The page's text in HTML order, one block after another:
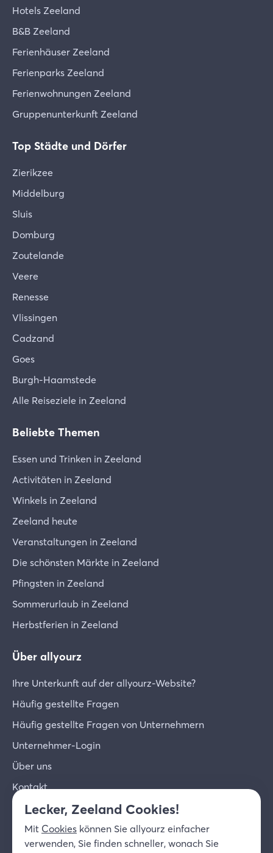
Hotels Zeeland
B&B Zeeland
Ferienhäuser Zeeland
Ferienparks Zeeland
Ferienwohnungen Zeeland
Gruppenunterkunft Zeeland
Top Städte und Dörfer
Zierikzee
Middelburg
Sluis
Domburg
Zoutelande
Veere
Renesse
Vlissingen
Cadzand
Goes
Burgh-Haamstede
Alle Reiseziele in Zeeland
Beliebte Themen
Essen und Trinken in Zeeland
Activitäten in Zeeland
Winkels in Zeeland
Zeeland heute
Veranstaltungen in Zeeland
Die schönsten Märkte in Zeeland
Pfingsten in Zeeland
Sommerurlaub in Zeeland
Herbstferien in Zeeland
Über allyourz
Ihre Unterkunft auf der allyourz-Website?
Häufig gestellte Fragen
Häufig gestellte Fragen von Unternehmern
Unternehmer-Login
Über uns
Kontakt
© 2026 allyourz b.v.
Datenschutzrichtlinie
Cookies
Haftungsausschluss
Lecker, Zeeland Cookies!
Mit Cookies können Sie allyourz einfacher
verwenden, Sie finden schneller, wonach Sie